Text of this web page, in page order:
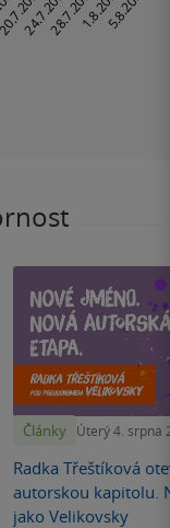
Články Úterý 4. srpna
Radka Třeštíková
autorskou kapitolu.
jako Velikovsky